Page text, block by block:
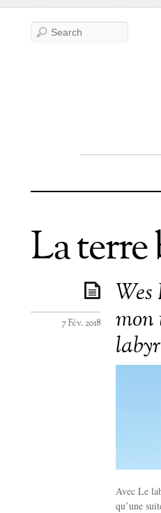
La terre
Wes
mon
7 Fév. 2018
Avec Le
qu’une